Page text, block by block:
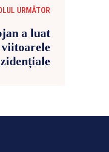
URMĂTOR
a luat
viitoarele